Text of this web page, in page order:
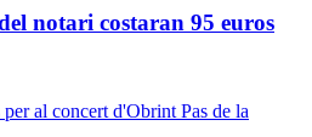
notari costaran 95 euros